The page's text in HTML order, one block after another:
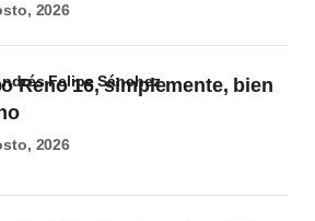
2026
Reno 16, simplemente, bien
Felipe Sánchez
2026